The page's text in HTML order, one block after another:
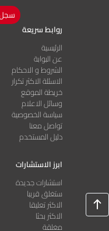
سجل
روابط سريعة
الرئيسية
عن البوابة
الشروط و الاحكام
الاسئلة الاكثر تكرار
خريطة الموقع
وسائل الاعلام
سياسة الخصوصية
تواصل معنا
دليل المستخدم
ابرز الاستشارات
استشارات جديدة
ستغلق قريبا
الاكثر تعليقا
الاكثر بحثا
مغلقة